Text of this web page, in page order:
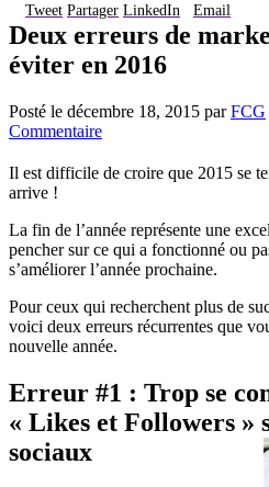
Tweet Partager LinkedIn Email
Deux erreurs de
éviter en 2016
Posté le décembre 18, 2015 parFCG
Commentaire
Il est difficile de croire que 2015 se
arrive !
La fin de l’année représente une
pencher sur ce qui a fonctionné ou
s’améliorer l’année prochaine.
Pour ceux qui recherchent plus de
voici deux erreurs récurrentes que
nouvelle année.
Erreur #1 : Trop se
« Likes et Followers »
sociaux